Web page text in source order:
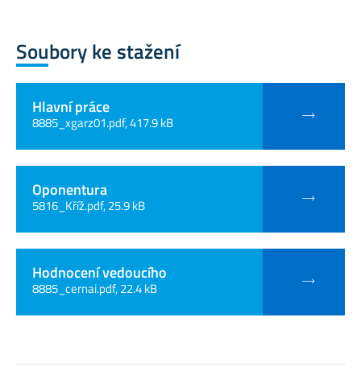
Soubory ke stažení
Hlavní práce
8885_xgarz01.pdf, 417.9 kB
Oponentura
5816_Kříž.pdf, 25.9 kB
Hodnocení vedoucího
8885_cernai.pdf, 22.4 kB